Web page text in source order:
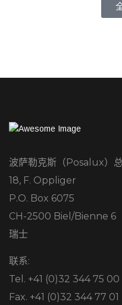
波萨勒克斯（Posalux）
18, F. Oppliger
P.O. Box 6075
CH-2500 Biel/Bienne 6
瑞士
联系:
Tel. +41 (0)32 344 75 00
Fax. +41 (0)32 344 77 01